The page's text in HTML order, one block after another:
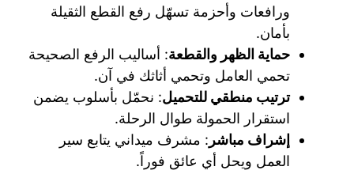
ورافعات وأحزمة تسهّل رفع القطع الثقيلة
بأمان.
حماية الظهر والقطعة: أساليب الرفع الصحيحة
تحمي العامل وتحمي أثاثك في آن.
ترتيب منطقي للتحميل: نحمّل بأسلوب يضمن
استقرار الحمولة طوال الرحلة.
إشراف مباشر : مشرف ميداني يتابع سير
العمل ويحل أي عائق فوراً.